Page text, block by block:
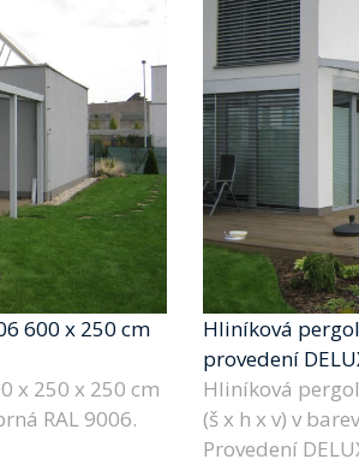
600 x 250 cm
x 250 x 250 cm
RAL 9006.
Hliníková
provedení
Hliníková
(š x h x v) v
Provedení